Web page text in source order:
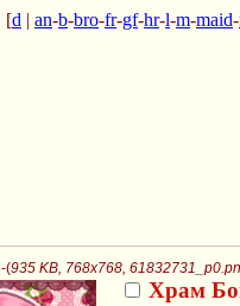
[d | an-b-bro-fr-gf-hr-l-m-maid-
-(935 KB, 768x768,
Храм